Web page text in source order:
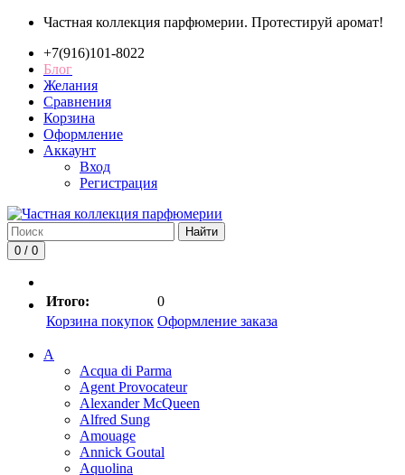
Частная коллекция парфюмерии. Протестируй аромат!
+7(916)101-8022
Блог
Желания
Сравнения
Корзина
Оформление
Аккаунт
Вход
Регистрация
Найти
0 / 0
Итого:
0
Корзина покупок Оформление заказа
A
Acqua di Parma
Agent Provocateur
Alexander McQueen
Alfred Sung
Amouage
Annick Goutal
Aquolina